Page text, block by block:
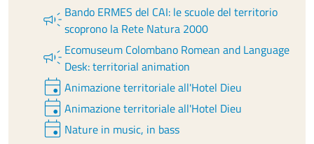
campaign Bando ERMES del CAI: le scuole del territorio
scoprono la Rete Natura 2000
campaign Ecomuseum Colombano Romean and Language
Desk: territorial animation
event Animazione territoriale all'Hotel Dieu
event Animazione territoriale all'Hotel Dieu
event Nature in music, in bass